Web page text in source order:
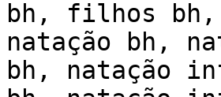
bh, filhos
natação bh,
bh, natação